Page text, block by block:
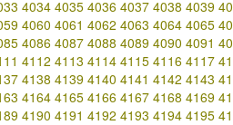
4034 4035 4036 4037 4038 4039
4060 4061 4062 4063 4064 4065
4086 4087 4088 4089 4090 4091
4112 4113 4114 4115 4116 4117
4138 4139 4140 4141 4142 4143
4164 4165 4166 4167 4168 4169
4190 4191 4192 4193 4194 4195